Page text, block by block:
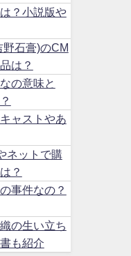
？小説版や
石膏)のCM
は？
の意味と
ャストやあ
ネットで購
？
事件なの？
の生い立ち
も紹介